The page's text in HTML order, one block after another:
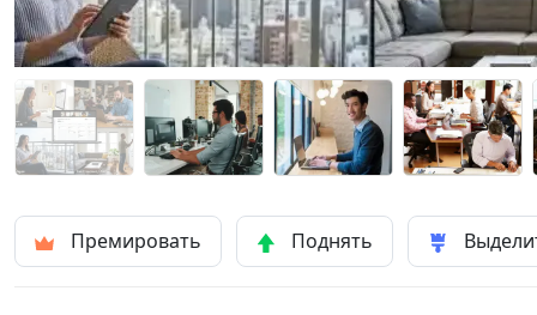
Премировать Поднять